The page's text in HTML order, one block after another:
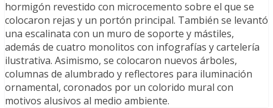
hormigón revestido con microcemento sobre el que se
colocaron rejas y un portón principal. También se levantó
una escalinata con un muro de soporte y mástiles,
además de cuatro monolitos con infografías y cartelería
ilustrativa. Asimismo, se colocaron nuevos árboles,
columnas de alumbrado y reflectores para iluminación
ornamental, coronados por un colorido mural con
motivos alusivos al medio ambiente.